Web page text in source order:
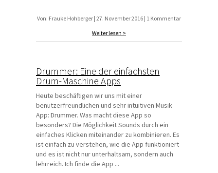
Von: Frauke Hohberger | 27. November 2016 | 1 Kommentar
Weiter lesen >
Drummer: Eine der einfachsten
Drum-Maschine Apps
Heute beschäftigen wir uns mit einer
benutzerfreundlichen und sehr intuitiven Musik-
App: Drummer. Was macht diese App so
besonders? Die Möglichkeit Sounds durch ein
einfaches Klicken miteinander zu kombinieren. Es
ist einfach zu verstehen, wie die App funktioniert
und es ist nicht nur unterhaltsam, sondern auch
lehrreich. Ich finde die App ...